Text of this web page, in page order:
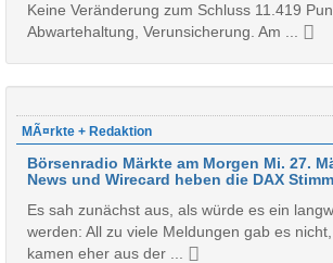
Keine Veränderung zum Schluss 11.419
Abwartehaltung, Verunsicherung. Am ...
MÃ¤rkte + Redaktion
Börsenradio Märkte am Morgen Mi. 27.
News und Wirecard heben die DAX
Es sah zunächst aus, als würde es ein
werden: All zu viele Meldungen gab es
kamen eher aus der ...